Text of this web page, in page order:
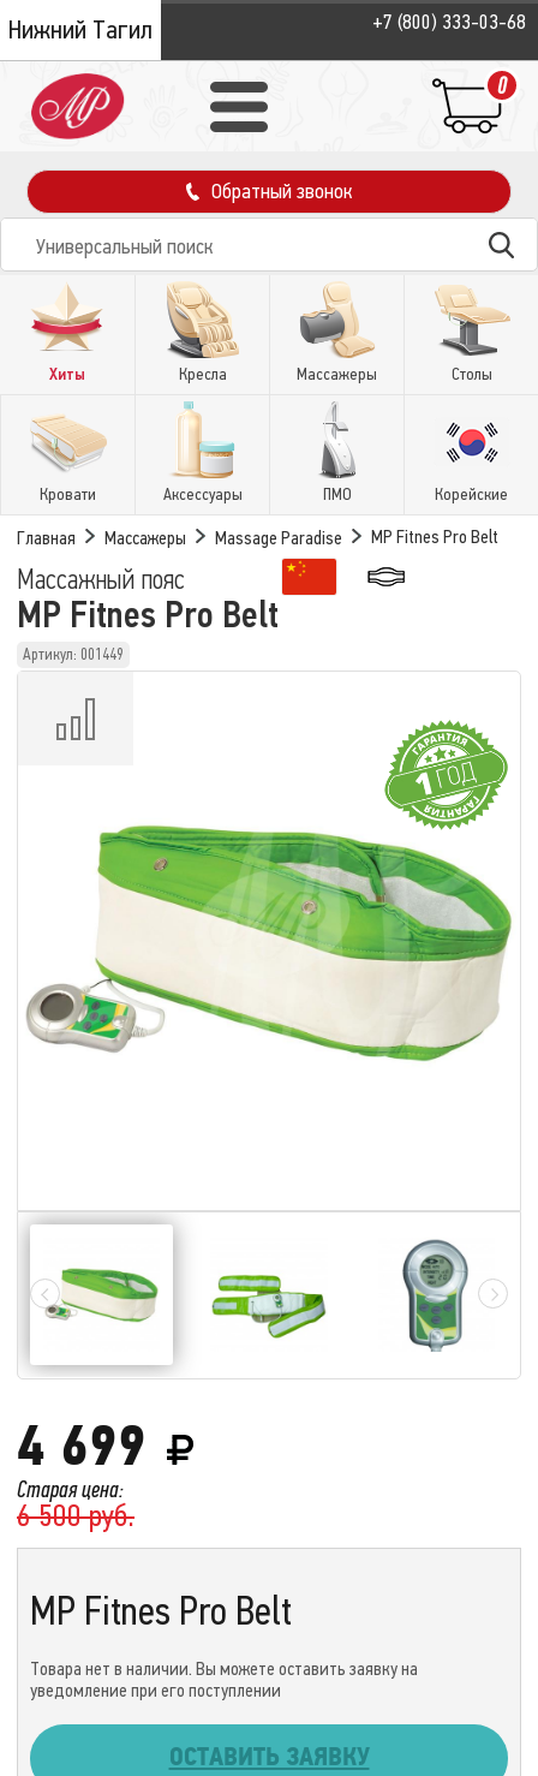
Нижний Тагил +7 (800) 333-03-68
0
Обратный звонок
Хиты Кресла Массажеры Столы
Кровати Аксессуары ПМО Корейские
Главная Массажеры Massage Paradise MP Fitnes Pro Belt
Массажный пояс
MP Fitnes Pro Belt
Артикул: 001449
Старая цена:
6 500 руб.
4 699
MP Fitnes Pro Belt
Товара нет в наличии. Вы можете оставить заявку на
уведомление при его поступлении
ОСТАВИТЬ ЗАЯВКУ